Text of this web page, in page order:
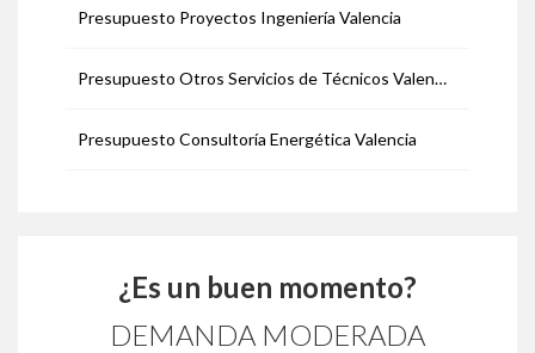
Presupuesto Proyectos Ingeniería Valencia
Presupuesto Otros Servicios de Técnicos Valencia
Presupuesto Consultoría Energética Valencia
¿Es un buen momento?
DEMANDA MODERADA